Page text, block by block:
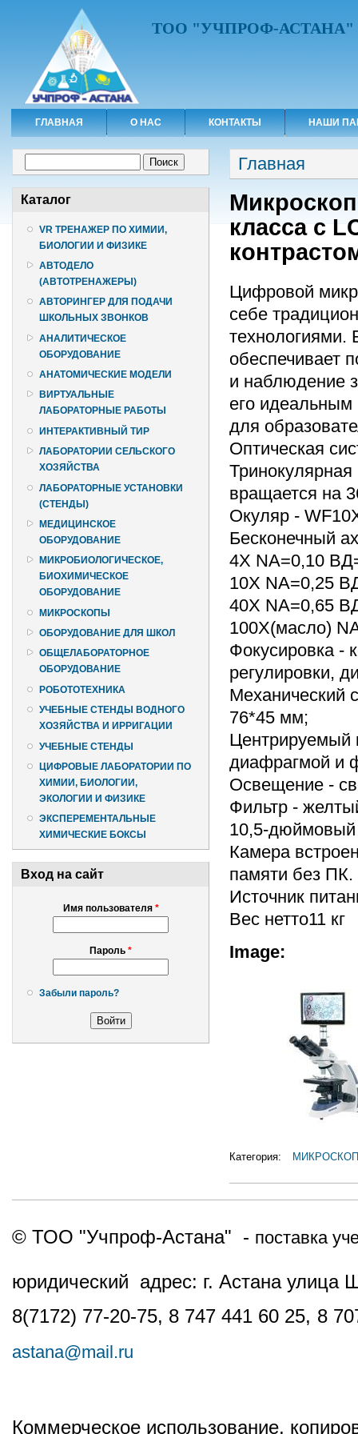
ТОО "УЧПРОФ-АСТАНА"
ГЛАВНАЯ О НАС КОНТАКТЫ НАШИ
Каталог
VR ТРЕНАЖЕР ПО ХИМИИ,
БИОЛОГИИ И ФИЗИКЕ
АВТОДЕЛО
(АВТОТРЕНАЖЕРЫ)
АВТОРИНГЕР ДЛЯ ПОДАЧИ
ШКОЛЬНЫХ ЗВОНКОВ
АНАЛИТИЧЕСКОЕ
ОБОРУДОВАНИЕ
АНАТОМИЧЕСКИЕ МОДЕЛИ
ВИРТУАЛЬНЫЕ
ЛАБОРАТОРНЫЕ РАБОТЫ
ИНТЕРАКТИВНЫЙ ТИР
ЛАБОРАТОРИИ СЕЛЬСКОГО
ХОЗЯЙСТВА
ЛАБОРАТОРНЫЕ УСТАНОВКИ
(СТЕНДЫ)
МЕДИЦИНСКОЕ
ОБОРУДОВАНИЕ
МИКРОБИОЛОГИЧЕСКОЕ,
БИОХИМИЧЕСКОЕ
ОБОРУДОВАНИЕ
МИКРОСКОПЫ
ОБОРУДОВАНИЕ ДЛЯ ШКОЛ
ОБЩЕЛАБОРАТОРНОЕ
ОБОРУДОВАНИЕ
РОБОТОТЕХНИКА
УЧЕБНЫЕ СТЕНДЫ ВОДНОГО
ХОЗЯЙСТВА И ИРРИГАЦИИ
УЧЕБНЫЕ СТЕНДЫ
ЦИФРОВЫЕ ЛАБОРАТОРИИ ПО
ХИМИИ, БИОЛОГИИ,
ЭКОЛОГИИ И ФИЗИКЕ
ЭКСПЕРЕМЕНТАЛЬНЫЕ
ХИМИЧЕСКИЕ БОКСЫ
Вход на сайт
Имя пользователя *
Пароль *
Забыли пароль?
Вы здесь
Главная
класса с
Цифровой
себе
технологиями.
обеспечивает
и наблюдение
его идеальным
для
Оптическая
вращается на
Окуляр -
Бесконечный
4X NA=0,10
10X NA=0,25
40X NA=0,65
100X(масло)
Фокусировка -
регулировки,
Механический
76*45 мм;
Центрируемый
диафрагмой и
Освещение -
Фильтр -
10,5-
Камера
памяти без
Источник
Вес нетто11 кг
Image:
Категория:
© ТОО "Учпроф-Астана" - поставка
юридический адрес: г. Астана
8(7172) 77-20-75, 8 747 441 60 25, 8
astana@mail.ru
Коммерческое использование,